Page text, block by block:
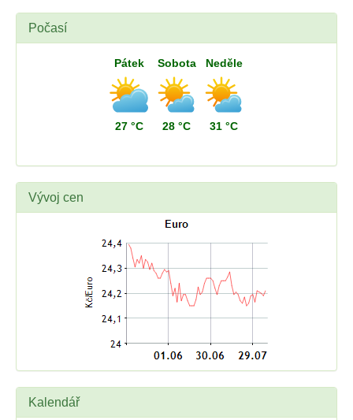
Počasí
Pátek
27 °C
Sobota
28 °C
Neděle
31 °C
Vývoj cen
Kalendář